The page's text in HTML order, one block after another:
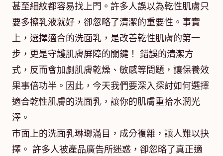
甚至細紋都容易找上門。許多人誤以為乾性肌膚只
要多擦乳液就好，卻忽略了清潔的重要性。事實
上，選擇適合的洗面乳，是改善乾性肌膚的第一
步，更是守護肌膚屏障的關鍵！ 錯誤的清潔方
式，反而會加劇肌膚乾燥、敏感等問題，讓保養效
果事倍功半。因此，今天我們要深入探討如何選擇
適合乾性肌膚的洗面乳，讓你的肌膚重拾水潤光
澤。
市面上的洗面乳琳瑯滿目，成分複雜，讓人難以抉
擇。 許多人被產品廣告所迷惑，卻忽略了真正適